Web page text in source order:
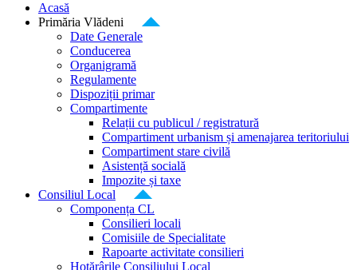
Acasă
Primăria Vlădeni
Date Generale
Conducerea
Organigramă
Regulamente
Dispoziții primar
Compartimente
Relații cu publicul / registratură
Compartiment urbanism și amenajarea teritoriului
Compartiment stare civilă
Asistență socială
Impozite și taxe
Consiliul Local
Componența CL
Consilieri locali
Comisiile de Specialitate
Rapoarte activitate consilieri
Hotărârile Consiliului Local